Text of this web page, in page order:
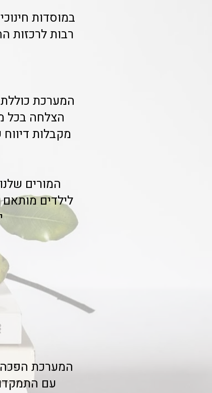
במוסדות
רבות לרכזות
המערכת
הצלחה בכל
מקבלות
המורים
לילדים
המערכת הפכה
עם